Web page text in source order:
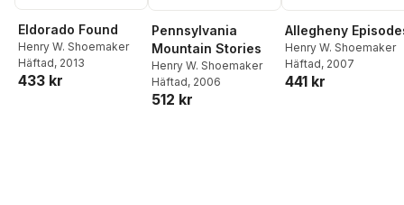
Eldorado Found
Henry W. Shoemaker
Häftad, 2013
433 kr
Pennsylvania
Mountain Stories
Henry W. Shoemaker
Häftad, 2006
512 kr
Allegheny
Henry W. Shoemaker
Häftad, 2007
441 kr